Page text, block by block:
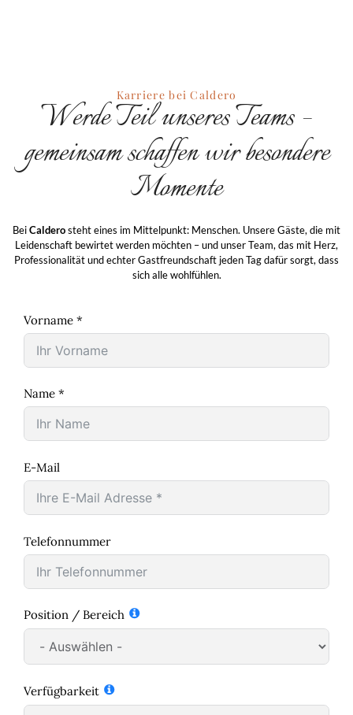
Karriere bei Caldero
Werde Teil unseres Teams –
gemeinsam schaffen wir besondere
Momente
BeiCalderosteht eines im Mittelpunkt: Menschen. Unsere Gäste, die mit
Leidenschaft bewirtet werden möchten – und unser Team, das mit Herz,
Professionalität und echter Gastfreundschaft jeden Tag dafür sorgt, dass
sich alle wohlfühlen.
Vorname *
Name *
E-Mail
Telefonnummer
Position / Bereich
Verfügbarkeit